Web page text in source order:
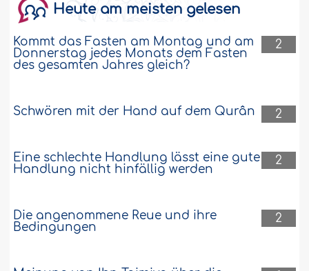
Heute am meisten gelesen
2
Kommt das Fasten am Montag und am
Donnerstag jedes Monats dem Fasten
des gesamten Jahres gleich?
2
Schwören mit der Hand auf dem Qurân
2
Eine schlechte Handlung lässt eine gute
Handlung nicht hinfällig werden
2
Die angenommene Reue und ihre
Bedingungen